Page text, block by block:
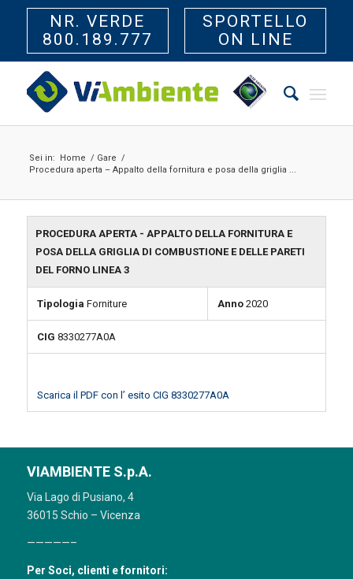
NR. VERDE
800.189.777
SPORTELLO
ON LINE
Sei in: Home / Gare /
Procedura aperta – Appalto della fornitura e posa della griglia ...
PROCEDURA APERTA - APPALTO DELLA FORNITURA E
POSA DELLA GRIGLIA DI COMBUSTIONE E DELLE PARETI
DEL FORNO LINEA 3
Tipologia Forniture Anno2020
CIG 8330277A0A
Scarica il PDF con l’ esito CIG 8330277A0A
VIAMBIENTE S.p.A.
Via Lago di Pusiano, 4
36015 Schio – Vicenza
—————–
Per Soci, clienti e fornitori: